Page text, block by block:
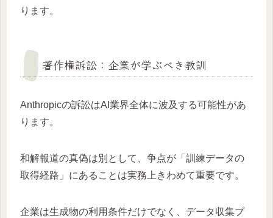
ります。
著作権訴訟：企業が学ぶべき教訓
Anthropicの訴訟はAI業界全体に波及する可能性があ
ります。
和解報道の真偽は別として、争点が「訓練データの
取得経路」にあることは実務上きわめて重要です。
企業は生成物の利用条件だけでなく、データ収集プ